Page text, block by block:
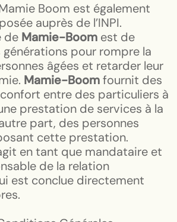
Boom est également
auprès de l’INPI.
de Mamie-Boom est de
pour rompre la
âgées et retarder leur
Mamie-Boomfournit des
entre des particuliers à
prestation de services à la
part, des personnes
cette prestation.
en tant que mandataire et
de la relation
est conclue directement